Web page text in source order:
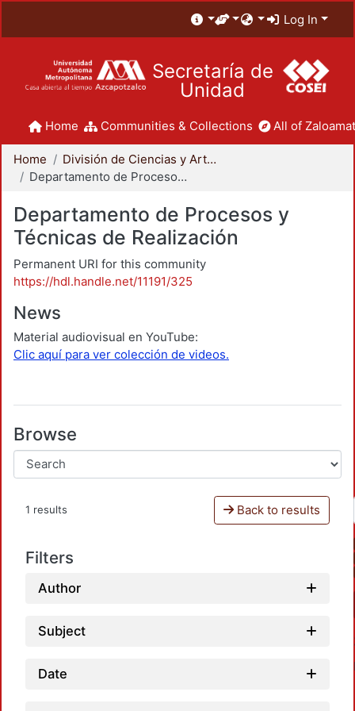
Log In
Secretaría de
Unidad
Home Communities & Collections All of
Home
División de Ciencias y Artes para el Diseño
Departamento de Procesos y Técnicas de Realización
Departamento de Procesos y
Técnicas de Realización
Permanent URI for this community
https://hdl.handle.net/11191/325
News
Material audiovisual en YouTube:
Clic aquí para ver colección de videos.
Browse
1 results Back to results
Filters
Author
Subject
Date